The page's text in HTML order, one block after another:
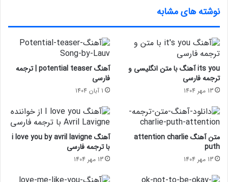
نوشته های مشابه
its you آهنگ با متن انگلیسی و
ترجمه فارسی
13 مهر 1404
آهنگ potential teaser | ترجمه
فارسی
1 آبان 1404
متن آهنگ attention charlie
puth
13 مهر 1404
آهنگ i love you by avril lavigne
با ترجمه فارسی
13 مهر 1404